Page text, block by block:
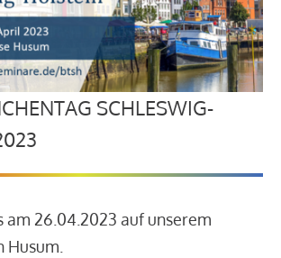
SCHLESWIG-
am 26.04.2023 auf unserem
Husum.